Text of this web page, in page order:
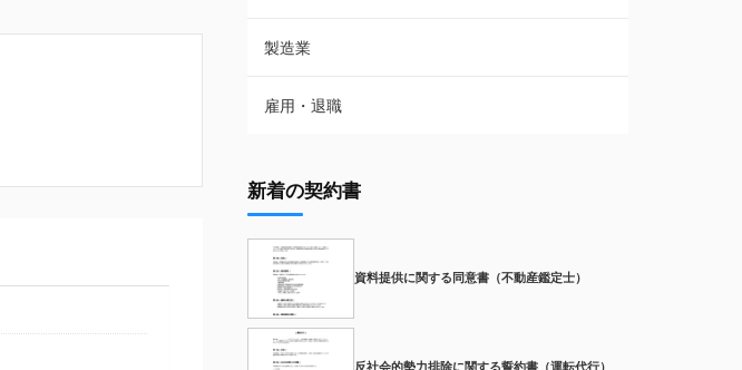
製造業
雇用・退職
新着の契約書
資料提供に関する同意書（不動産鑑定士）
反社会的勢力排除に関する誓約書（運転代行）